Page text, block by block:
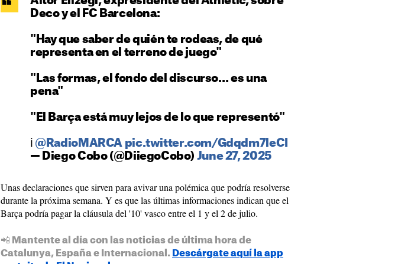
Deco y el FC Barcelona:
"Hay que saber de quién te rodeas, de qué
representa en el terreno de juego"
"Las formas, el fondo del discurso… es una
pena"
"El Barça está muy lejos de lo que representó"
ℹ️ @RadioMARCA pic.twitter.com/Gdqdm7leCI
— Diego Cobo (@DiiegoCobo) June 27, 2025
Unas declaraciones que sirven para avivar una polémica que podría resolverse
durante la próxima semana. Y es que las últimas informaciones indican que el
Barça podría pagar la cláusula del '10' vasco entre el 1 y el 2 de julio.
📲 Mantente al día con las noticias de última hora de
Catalunya, España e Internacional. Descárgate aquí la app